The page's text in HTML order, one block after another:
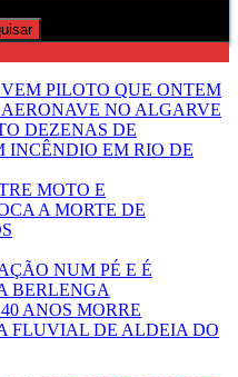
PILOTO QUE ONTEM
NO ALGARVE
DEZENAS DE
INCÊNDIO EM RIO DE
MOTO E
A MORTE DE
NUM PÉ E É
BERLENGA
ANOS MORRE
FLUVIAL DE ALDEIA DO